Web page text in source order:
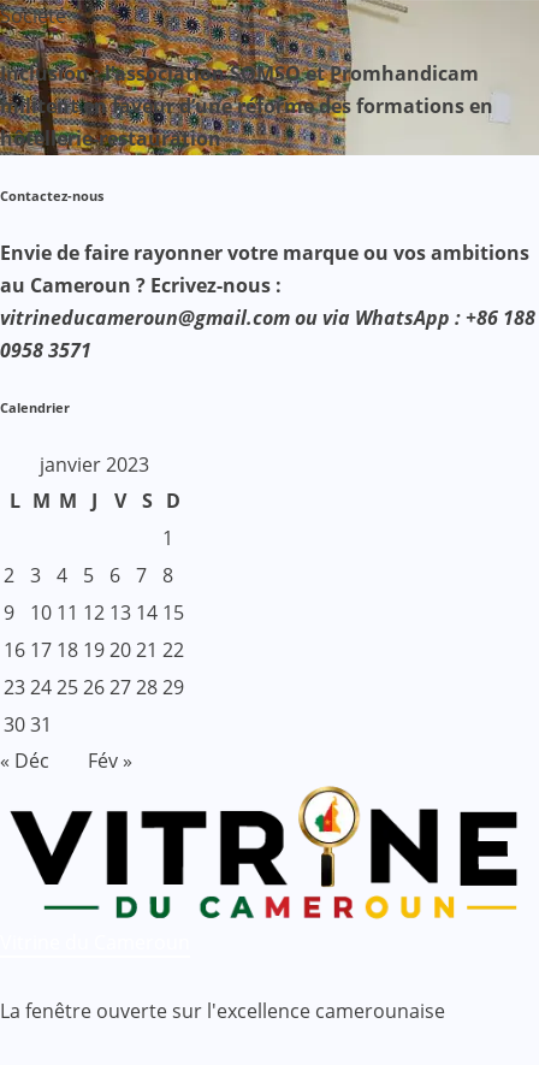
Société
Inclusion : l’association SOMSO et Promhandicam
militent en faveur d’une réforme des formations en
hôtellerie-restauration
Contactez-nous
Envie de faire rayonner votre marque ou vos ambitions
au Cameroun ? Ecrivez-nous :
vitrineducameroun@gmail.com ou via WhatsApp : +86 188
0958 3571
Calendrier
janvier 2023
L M M J V S D
1
2 3 4 5 6 7 8
9
10 11 12 13 14 15
16 17 18 192021 22
23242526272829
3031
« Déc
Fév »
La fenêtre ouverte sur l'excellence camerounaise